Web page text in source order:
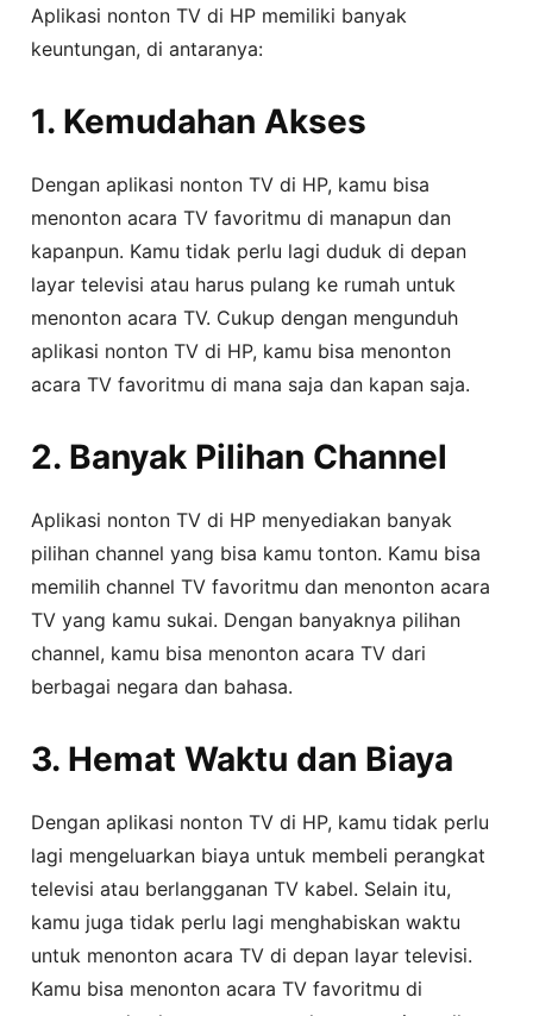
Aplikasi nonton TV di HP memiliki banyak
keuntungan, di antaranya:
1. Kemudahan Akses
Dengan aplikasi nonton TV di HP, kamu bisa
menonton acara TV favoritmu di manapun dan
kapanpun. Kamu tidak perlu lagi duduk di depan
layar televisi atau harus pulang ke rumah untuk
menonton acara TV. Cukup dengan mengunduh
aplikasi nonton TV di HP, kamu bisa menonton
acara TV favoritmu di mana saja dan kapan saja.
2. Banyak Pilihan Channel
Aplikasi nonton TV di HP menyediakan banyak
pilihan channel yang bisa kamu tonton. Kamu bisa
memilih channel TV favoritmu dan menonton acara
TV yang kamu sukai. Dengan banyaknya pilihan
channel, kamu bisa menonton acara TV dari
berbagai negara dan bahasa.
3. Hemat Waktu dan Biaya
Dengan aplikasi nonton TV di HP, kamu tidak perlu
lagi mengeluarkan biaya untuk membeli perangkat
televisi atau berlangganan TV kabel. Selain itu,
kamu juga tidak perlu lagi menghabiskan waktu
untuk menonton acara TV di depan layar televisi.
Kamu bisa menonton acara TV favoritmu di